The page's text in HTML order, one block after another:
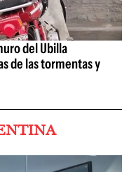
del Ubilla
de las tormentas y